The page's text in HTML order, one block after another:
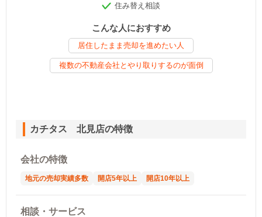
住み替え相談
こんな人におすすめ
居住したまま売却を進めたい人
複数の不動産会社とやり取りするのが面倒
カチタス 北見店の特徴
会社の特徴
地元の売却実績多数 開店5年以上 開店10年以上
相談・サービス